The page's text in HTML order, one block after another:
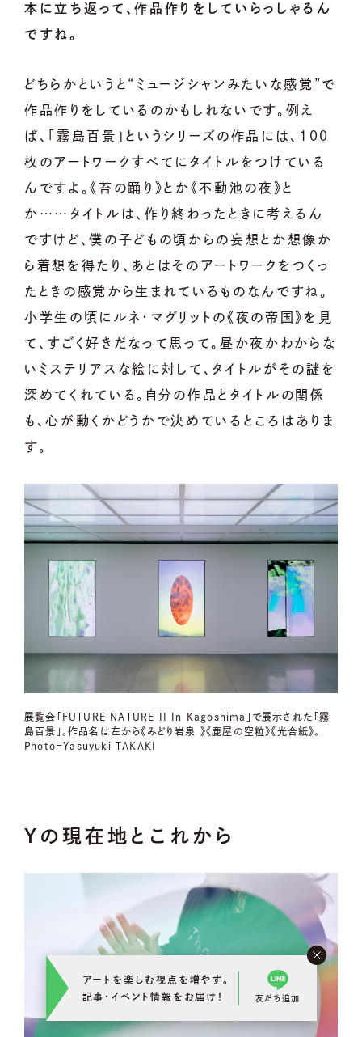
本に立ち返って、作品作りをしていらっしゃるん
ですね。
どちらかというと“ミュージシャンみたいな感覚”で
作品作りをしているのかもしれないです。例え
ば、「霧島百景」というシリーズの作品には、100
枚のアートワークすべてにタイトルをつけている
んですよ。《苔の踊り》とか《不動池の夜》と
か……タイトルは、作り終わったときに考えるん
ですけど、僕の子どもの頃からの妄想とか想像か
ら着想を得たり、あとはそのアートワークをつくっ
たときの感覚から生まれているものなんですね。
小学生の頃にルネ・マグリットの《夜の帝国》を見
て、すごく好きだなって思って。昼か夜かわからな
いミステリアスな絵に対して、タイトルがその謎を
深めてくれている。自分の作品とタイトルの関係
も、心が動くかどうかで決めているところはありま
す。
展覧会「FUTURE NATURE II In Kagoshima」で展示された「霧
島百景」。作品名は左から《みどり岩泉 》《鹿屋の空粒》《光合紙》。
Photo=Yasuyuki TAKAKI
Yの現在地とこれから
アートを楽しむ視点を増やす。
記事･イベント情報をお届け！
友だち追加